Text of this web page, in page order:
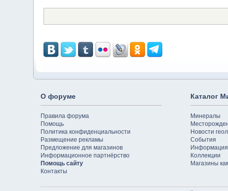
О форуме
Правила форума
Помощь
Политика конфиденциальности
Размещение рекламы
Предложение для магазинов
Информационное партнёрство
Помощь сайту
Контакты
Каталог
Минералы
Новости
События
Информация
Коллекции
Магазины